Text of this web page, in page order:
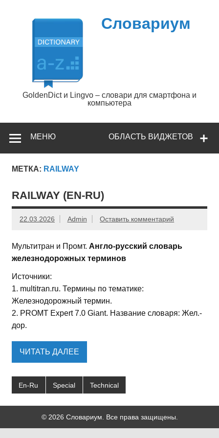
содержимому
Словариум
GoldenDict и Lingvo – словари для смартфона и
компьютера
ОБЛАСТЬ ВИДЖЕТОВ
МЕНЮ
МЕТКА: RAILWAY
RAILWAY (EN-RU)
22.03.2026 Admin Оставить комментарий
Мультитран и Промт. Англо-русский словарь
железнодорожных терминов
Источники:
1. multitran.ru. Термины по тематике:
Железнодорожный термин.
2. PROMT Expert 7.0 Giant. Название словаря: Жел.-
дор.
ЧИТАТЬ ДАЛЕЕ
En-Ru Special Technical
© 2026 Словариум. Все права защищены.